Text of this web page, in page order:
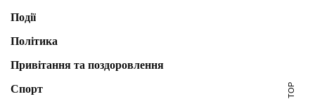
Події
Політика
Привітання та поздоровлення
Спорт